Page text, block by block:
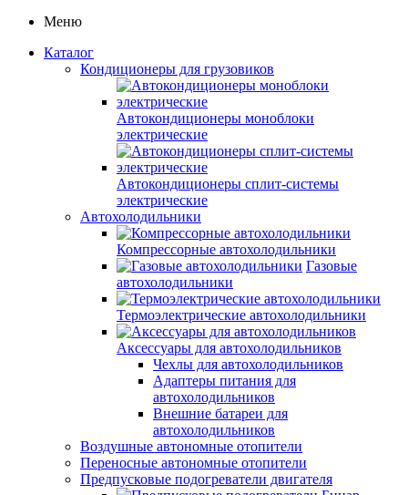
Меню
Каталог
Кондиционеры для грузовиков
Автокондиционеры моноблоки
электрические
Автокондиционеры сплит-системы
электрические
Автохолодильники
Компрессорные автохолодильники
Газовые
автохолодильники
Термоэлектрические автохолодильники
Аксессуары для автохолодильников
Чехлы для автохолодильников
Адаптеры питания для
автохолодильников
Внешние батареи для
автохолодильников
Воздушные автономные отопители
Переносные автономные отопители
Предпусковые подогреватели двигателя